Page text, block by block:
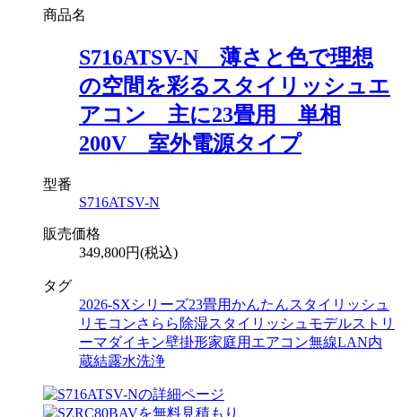
商品名
S716ATSV-N 薄さと色で理想
の空間を彩るスタイリッシュエ
アコン 主に23畳用 単相
200V 室外電源タイプ
型番
S716ATSV-N
販売価格
349,800円(税込)
タグ
2026-SXシリーズ23畳用かんたんスタイリッシュ
リモコンさらら除湿スタイリッシュモデルストリ
ーマダイキン壁掛形家庭用エアコン無線LAN内
蔵結露水洗浄